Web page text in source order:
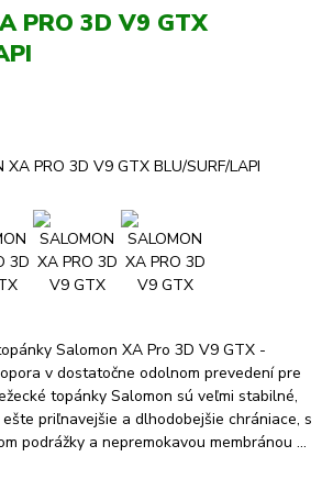
PRO 3D V9 GTX
Salomon XA Pro 3D V9 GTX -
v dostatočne odolnom prevedení pre
topánky Salomon sú veľmi stabilné,
priľnavejšie a dlhodobejšie chrániace, s
podrážky a nepremokavou membránou ...